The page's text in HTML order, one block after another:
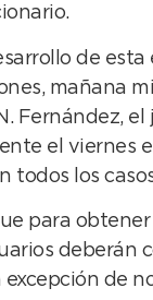
de esta
mañana
Fernández, el
el viernes
todos los
para obtener
deberán
excepción de